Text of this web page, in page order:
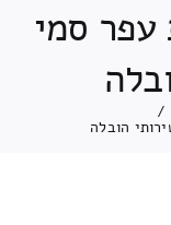
עפר סמי
/
הובלה